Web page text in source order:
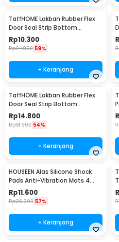
TaffHOME Lakban Rubber Flex
Door Seal Strip Bottom
Waterproof 25mmx5M - TP39
Rp10.300
Rp24.900 59%
+ Keranjang
TaffHOME Lakban Rubber Flex
Door Seal Strip Bottom
Waterproof 45mmx5M - TP39
Rp14.800
Rp31.900 54%
+ Keranjang
HOUSEEN Alas Silicone Shock
Pads Anti-Vibration Mats 4
PCS - NY522
Rp11.600
Rp26.900 57%
+ Keranjang